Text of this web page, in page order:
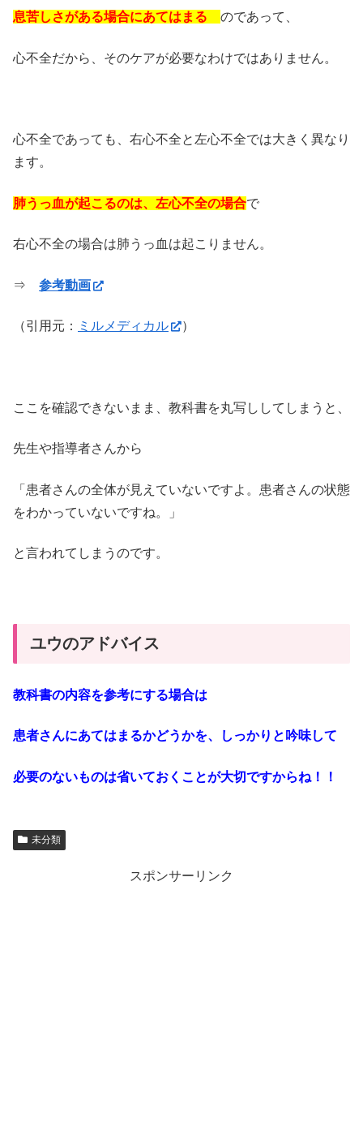
息苦しさがある場合にあてはまる のであって、
心不全だから、そのケアが必要なわけではありません。
心不全であっても、右心不全と左心不全では大きく異なり
ます。
肺うっ血が起こるのは、左心不全の場合で
右心不全の場合は肺うっ血は起こりません。
⇒ 参考動画
（引用元： ミルメディカル ）
ここを確認できないまま、教科書を丸写ししてしまうと、
先生や指導者さんから
「患者さんの全体が見えていないですよ。患者さんの状態
をわかっていないですね。」
と言われてしまうのです。
ユウのアドバイス
教科書の内容を参考にする場合は
患者さんにあてはまるかどうかを、しっかりと吟味して
必要のないものは省いておくことが大切ですからね！！
未分類
スポンサーリンク